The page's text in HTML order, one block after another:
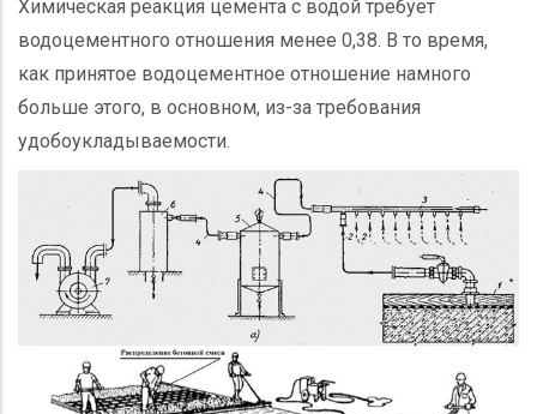
Химическая реакция цемента с водой требует
водоцементного отношения менее 0,38. В то время,
как принятое водоцементное отношение намного
больше этого, в основном, из-за требования
удобоукладываемости.